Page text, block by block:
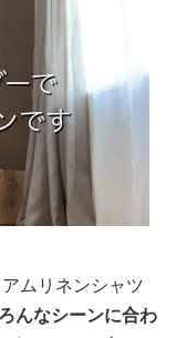
ムリネンシャツ
んなシーンに合わ